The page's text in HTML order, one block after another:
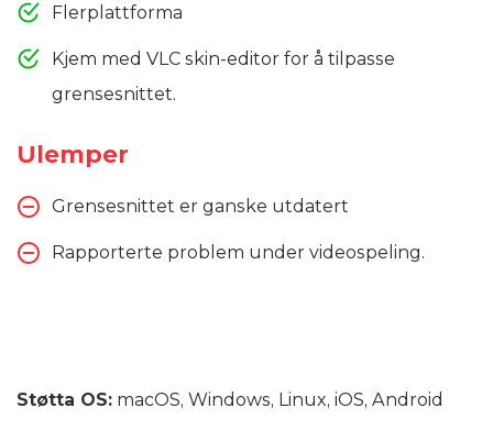
Flerplattforma
Kjem med VLC skin-editor for å tilpasse
grensesnittet.
Ulemper
Grensesnittet er ganske utdatert
Rapporterte problem under videospeling.
Støtta OS: macOS, Windows, Linux, iOS, Android